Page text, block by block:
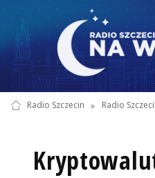
Radio Szczecin » Radio